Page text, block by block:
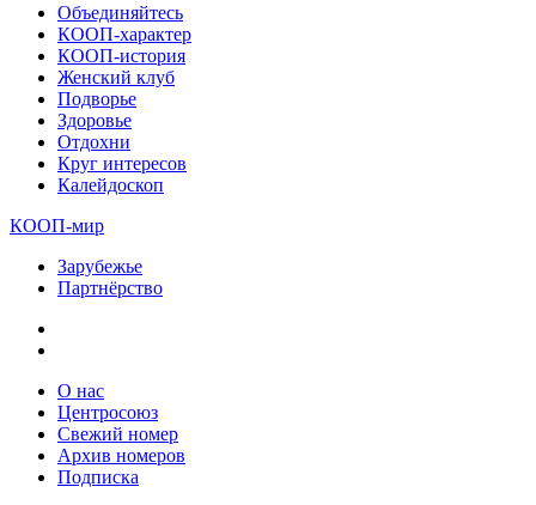
Объединяйтесь
КООП-характер
КООП-история
Женский клуб
Подворье
Здоровье
Отдохни
Круг интересов
Калейдоскоп
КООП-мир
Зарубежье
Партнёрство
О нас
Центросоюз
Свежий номер
Архив номеров
Подписка